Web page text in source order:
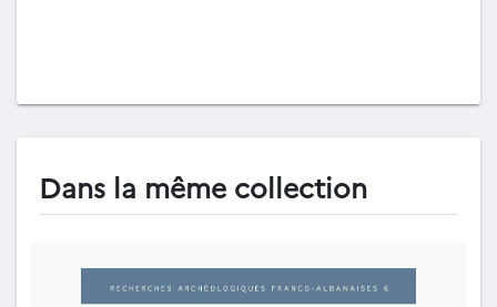
Dans la même collection